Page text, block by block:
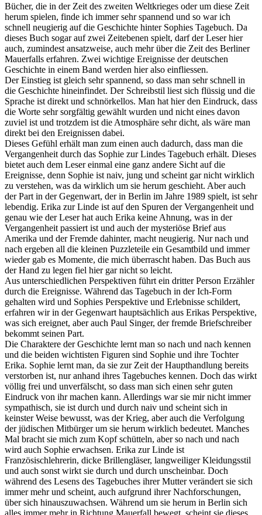
Bücher, die in der Zeit des zweiten Weltkrieges oder um diese Zeit
herum spielen, finde ich immer sehr spannend und so war ich
schnell neugierig auf die Geschichte hinter Sophies Tagebuch. Da
dieses Buch sogar auf zwei Zeitebenen spielt, darf der Leser hier
auch, zumindest ansatzweise, auch mehr über die Zeit des Berliner
Mauerfalls erfahren. Zwei wichtige Ereignisse der deutschen
Geschichte in einem Band werden hier also einfliessen.
Der Einstieg ist gleich sehr spannend, so dass man sehr schnell in
die Geschichte hineinfindet. Der Schreibstil liest sich flüssig und die
Sprache ist direkt und schnörkellos. Man hat hier den Eindruck, dass
die Worte sehr sorgfältig gewählt wurden und nicht eines davon
zuviel ist und trotzdem ist die Atmosphäre sehr dicht, als wäre man
direkt bei den Ereignissen dabei.
Dieses Gefühl erhält man zum einen auch dadurch, dass man die
Vergangenheit durch das Sophie zur Lindes Tagebuch erhält. Dieses
bietet auch dem Leser einmal eine ganz andere Sicht auf die
Ereignisse, denn Sophie ist naiv, jung und scheint gar nicht wirklich
zu verstehen, was da wirklich um sie herum geschieht. Aber auch
der Part in der Gegenwart, der in Berlin im Jahre 1989 spielt, ist sehr
lebendig. Erika zur Linde ist auf den Spuren der Vergangenheit und
genau wie der Leser hat auch Erika keine Ahnung, was in der
Vergangenheit passiert ist und auch der mysteriöse Brief aus
Amerika und der Fremde dahinter, macht neugierig. Nur nach und
nach ergeben all die kleinen Puzzleteile ein Gesamtbild und immer
wieder gab es Momente, die mich überrascht haben. Das Buch aus
der Hand zu legen fiel hier gar nicht so leicht.
Aus unterschiedlichen Perspektiven führt ein dritter Person Erzähler
durch die Ereignisse. Während das Tagebuch in der Ich-Form
gehalten wird und Sophies Perspektive und Erlebnisse schildert,
erfahren wir in der Gegenwart hauptsächlich aus Erikas Perspektive,
was sich ereignet, aber auch Paul Singer, der fremde Briefschreiber
bekommt seinen Part.
Die Charaktere der Geschichte lernt man so nach und nach kennen
und die beiden wichtisten Figuren sind Sophie und ihre Tochter
Erika. Sophie lernt man, da sie zur Zeit der Haupthandlung bereits
verstorben ist, nur anhand ihres Tagebuches kennen. Doch das wirkt
völlig frei und unverfälscht, so dass man sich einen sehr guten
Eindruck von ihr machen kann. Allerdings war sie mir nicht immer
sympathisch, sie ist durch und durch naiv und scheint sich in
keinster Weise bewusst, was der Krieg, aber auch die Verfolgung
der jüdischen Mitbürger um sie herum wirklich bedeutet. Manches
Mal bracht sie mich zum Kopf schütteln, aber so nach und nach
wird auch Sophie erwachsen. Erika zur Linde ist
Französischlehrerin, dicke Brillengläser, langweiliger Kleidungsstil
und auch sonst wirkt sie durch und durch unscheinbar. Doch
während des Lesens des Tagebuches ihrer Mutter verändert sie sich
immer mehr und scheint, auch aufgrund ihrer Nachforschungen,
über sich hinauszuwachsen. Während um sie herum in Berlin sich
alles immer mehr in Richtung Mauerfall bewegt, scheint sie dieses